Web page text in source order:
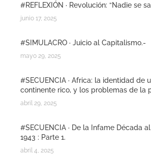
#REFLEXIÓN · Revolución: “Nadie se
junio 17, 2025
#SIMULACRO · Juicio al Capitalismo.-
mayo 29, 2025
#SECUENCIA · Africa: la identidad de
continente rico, y los problemas de la
abril 29, 2025
#SECUENCIA · De la Infame Década
1943 : Parte 1.
abril 4, 2025